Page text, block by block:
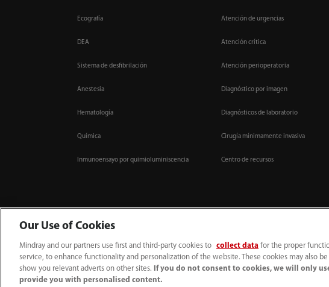
Ecografía
DEA
Sistema de desfibrilación
Anestesia
Hematología
Química
Inmunoensayo por quimioluminiscencia
Atención de urgencias
Atención crítica
Atención perioperatoria
Diagnóstico por imagen
Diagnósticos de laboratorio
Cirugía mínimamente invasiva
Centro de recursos
52 55 5661 9450 intl-market@mindray.com
Condiciones de uso｜Mapa del sitio
Our Use of Cookies
Mindray and our partners use first and third-party cookies to collect data for the proper
service, to enhance functionality and personalization of the website. These cookies may also
show you relevant adverts on other sites.
If you do not consent to cookies, we will only
provide you with personalised content.